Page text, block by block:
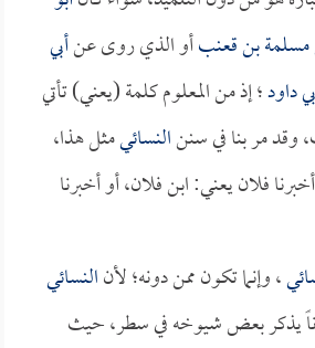
مسلمة بن قعنبأو الذي روى عنأبي
داود؛ إذ من المعلوم كلمة (يعني) تأتي
وقد مر بنا في سننالنسائيمثل هذا،
فلان يعني: ابن فلان، أو أخبرنا
، وإنما تكون ممن دونه؛ لأنالنسائي
يذكر بعض شيوخه في سطر، حيث